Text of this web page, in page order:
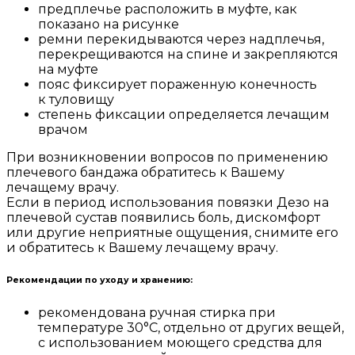
предплечье расположить в муфте, как
показано на рисунке
ремни перекидываются через надплечья,
перекрещиваются на спине и закрепляются
на муфте
пояс фиксирует пораженную конечность
к туловищу
степень фиксации определяется лечащим
врачом
При возникновении вопросов по применению
плечевого бандажа обратитесь к Вашему
лечащему врачу.
Если в период использования повязки Дезо на
плечевой сустав появились боль, дискомфорт
или другие неприятные ощущения, снимите его
и обратитесь к Вашему лечащему врачу.
Рекомендации по уходу и хранению:
рекомендована ручная стирка при
температуре 30°С, отдельно от других вещей,
с использованием моющего средства для